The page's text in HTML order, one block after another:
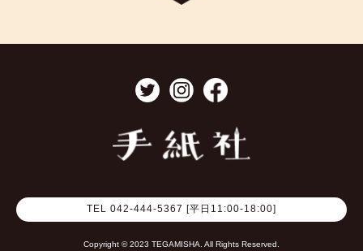
TEL 042-444-5367 [平日11:00-18:00]
Copyright © 2023 TEGAMISHA. All Rights Reserved.